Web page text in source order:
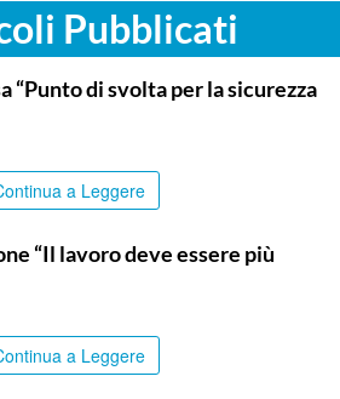
Pubblicati
“Punto di svolta per la sicurezza
a Leggere
“Il lavoro deve essere più
a Leggere